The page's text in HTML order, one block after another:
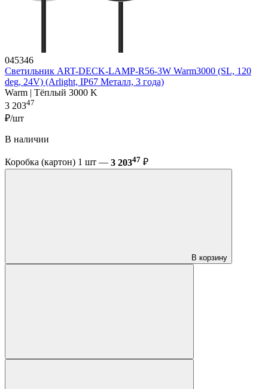
045346
Светильник ART-DECK-LAMP-R56-3W Warm3000 (SL, 120
deg, 24V) (Arlight, IP67 Металл, 3 года)
Warm | Тёплый 3000 K
3 20347
₽/шт
В наличии
Коробка (картон) 1 шт — 3 20347 ₽
В корзину